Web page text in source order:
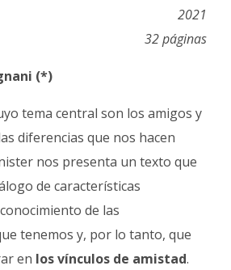
2021
32 páginas
(*)
tema central son los amigos y
diferencias que nos hacen
nos presenta un texto que
de características
de las
tenemos y, por lo tanto, que
en los vínculos de amistad.